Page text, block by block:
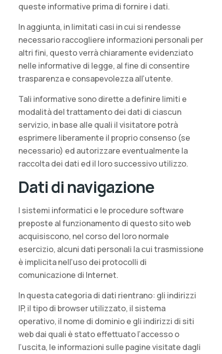
queste informative prima di fornire i dati.
In aggiunta, in limitati casi in cui si rendesse
necessario raccogliere informazioni personali per
altri fini, questo verrà chiaramente evidenziato
nelle informative di legge, al fine di consentire
trasparenza e consapevolezza all’utente.
Tali informative sono dirette a definire limiti e
modalità del trattamento dei dati di ciascun
servizio, in base alle quali il visitatore potrà
esprimere liberamente il proprio consenso (se
necessario) ed autorizzare eventualmente la
raccolta dei dati ed il loro successivo utilizzo.
Dati di navigazione
I sistemi informatici e le procedure software
preposte al funzionamento di questo sito web
acquisiscono, nel corso del loro normale
esercizio, alcuni dati personali la cui trasmissione
è implicita nell’uso dei protocolli di
comunicazione di Internet.
In questa categoria di dati rientrano: gli indirizzi
IP, il tipo di browser utilizzato, il sistema
operativo, il nome di dominio e gli indirizzi di siti
web dai quali è stato effettuato l’accesso o
l’uscita, le informazioni sulle pagine visitate dagli